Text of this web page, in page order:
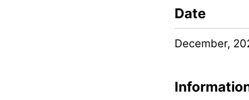
Date
December,